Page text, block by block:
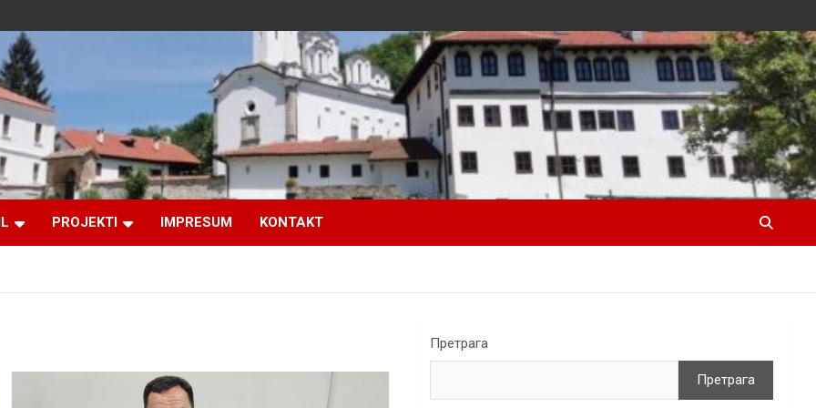
PROJEKTI IMPRESUM KONTAKT
Претрага
Претрага